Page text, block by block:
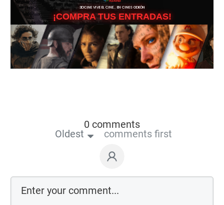
3DCINE VIVE EL CINE… EN CINES ODEÓN
¡COMPRA TUS ENTRADAS!
0 comments
Oldest comments first